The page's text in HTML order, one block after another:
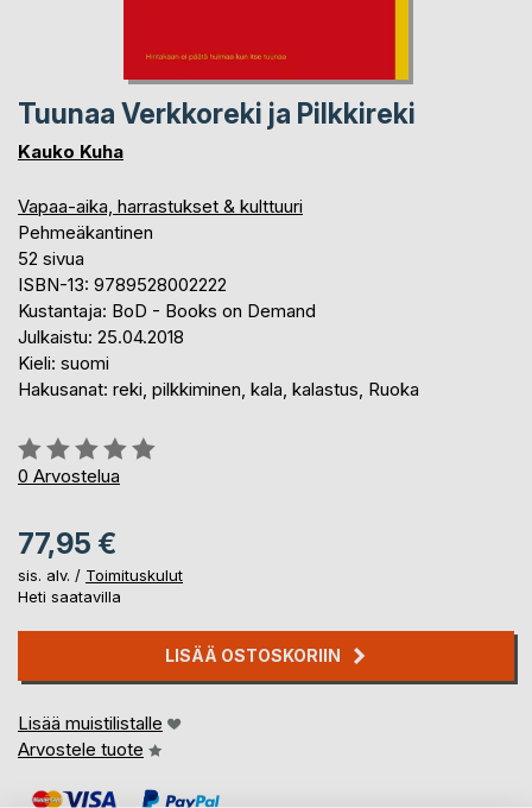
Tuunaa Verkkoreki ja Pilkkireki
Kauko Kuha
Vapaa-aika, harrastukset & kulttuuri
Pehmeäkantinen
52 sivua
ISBN-13: 9789528002222
Kustantaja: BoD - Books on Demand
Julkaistu: 25.04.2018
Kieli: suomi
Hakusanat: reki, pilkkiminen, kala, kalastus, Ruoka
Arvostelu::
0%
0 Arvostelua
77,95 €
sis. alv. / Toimituskulut
Heti saatavilla
LISÄÄ OSTOSKORIIN
Lisää muistilistalle
Arvostele tuote